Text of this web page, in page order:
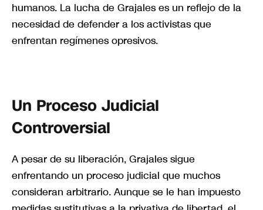
humanos. La lucha de Grajales es un reflejo de la
necesidad de defender a los activistas que
enfrentan regímenes opresivos.
Un Proceso Judicial
Controversial
A pesar de su liberación, Grajales sigue
enfrentando un proceso judicial que muchos
consideran arbitrario. Aunque se le han impuesto